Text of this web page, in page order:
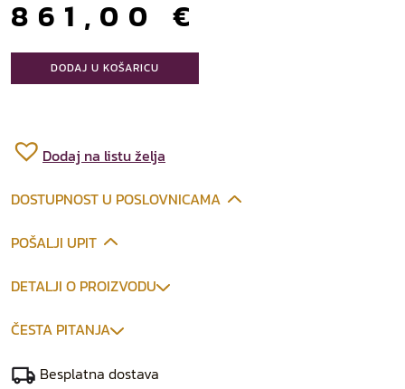
861,00 €
DODAJ U KOŠARICU
Dodaj na listu želja
DOSTUPNOST U POSLOVNICAMA
POŠALJI UPIT
DETALJI O PROIZVODU
ČESTA PITANJA
Besplatna dostava